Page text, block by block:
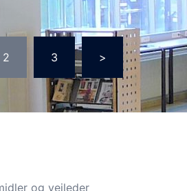
2 3 >
og veileder